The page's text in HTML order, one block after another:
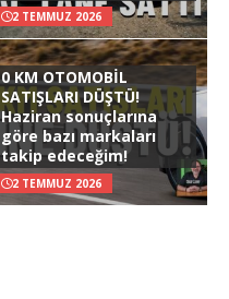
2 TEMMUZ 2026
0 KM OTOMOBİL
SATIŞLARI DÜŞTÜ!
Haziran sonuçlarına
göre bazı markaları
takip edeceğim!
2 TEMMUZ 2026